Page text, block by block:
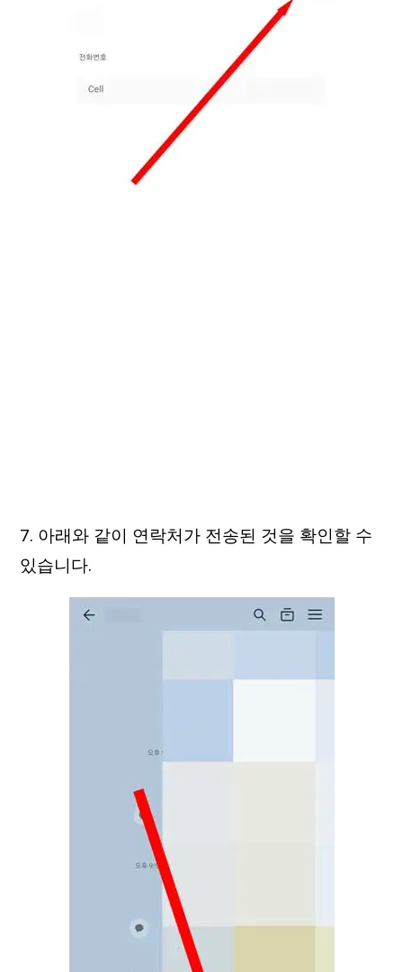
7. 아래와 같이 연락처가 전송된 것을 확인할 수
있습니다.